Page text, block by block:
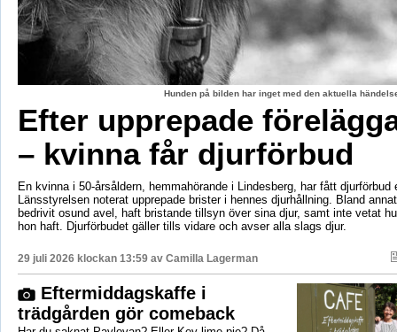
Hunden på bilden har inget med den aktuella
Efter upprepade
– kvinna får djurförbud
En kvinna i 50-årsåldern, hemmahörande i Lindesberg, har fått djurförbud
Länsstyrelsen noterat upprepade brister i hennes djurhållning. Bland
bedrivit osund avel, haft bristande tillsyn över sina djur, samt inte vetat
hon haft. Djurförbudet gäller tills vidare och avser alla slags djur.
29 juli 2026 klockan 13:59 av Camilla Lagerman
Eftermiddagskaffe i
trädgården gör comeback